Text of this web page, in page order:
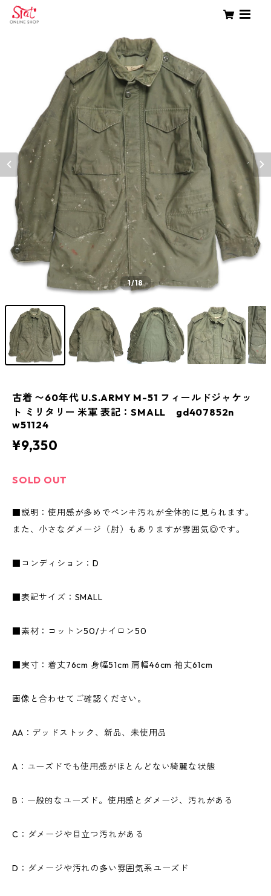
1/18
古着 〜60年代 U.S.ARMY M-51 フィールドジャケッ
ト ミリタリー 米軍 表記：SMALL gd407852n
w51124
¥9,350
SOLD OUT
■説明：使用感が多めでペンキ汚れが全体的に見られます。
また、小さなダメージ（肘）もありますが雰囲気◎です。
■コンディション：D
■表記サイズ：SMALL
■素材：コットン50/ナイロン50
■実寸：着丈76cm 身幅51cm 肩幅46cm 袖丈61cm
画像と合わせてご確認ください。
AA：デッドストック、新品、未使用品
A：ユーズドでも使用感がほとんどない綺麗な状態
B：一般的なユーズド。使用感とダメージ、汚れがある
C：ダメージや目立つ汚れがある
D：ダメージや汚れの多い雰囲気系ユーズド